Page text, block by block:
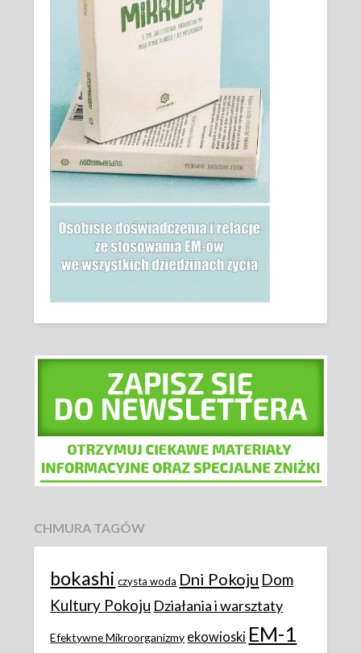
CHMURA TAGÓW
bokashi czysta woda Dni Pokoju Dom
Kultury Pokoju Działania i warsztaty
Efektywne Mikroorganizmy ekowioski EM-1